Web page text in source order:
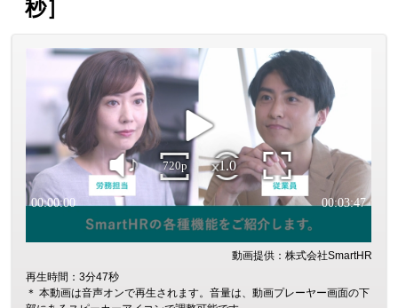
秒］
動画提供：株式会社SmartHR
再生時間：3分47秒
＊ 本動画は音声オンで再生されます。音量は、動画プレーヤー画面の下